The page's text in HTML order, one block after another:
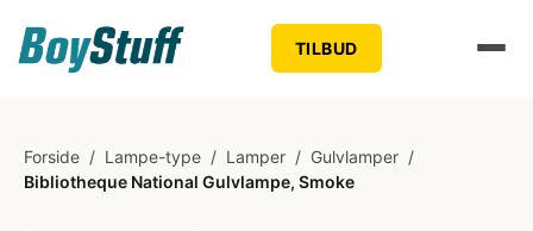
TILBUD
Forside / Lampe-type / Lamper / Gulvlamper /
Bibliotheque National Gulvlampe, Smoke